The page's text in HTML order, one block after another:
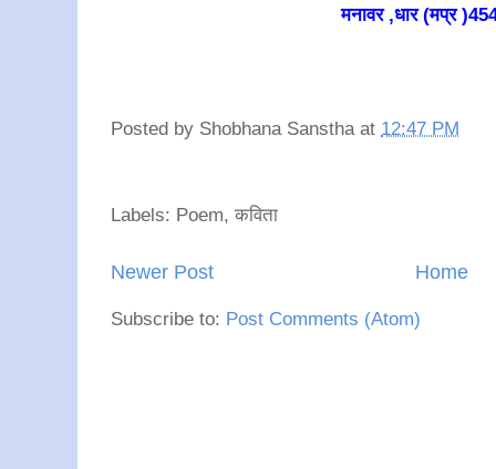
मनावर ,धार (मप्र
Posted by Shobhana Sanstha at 12:47 PM
Labels: Poem, कविता
Newer Post Home
Subscribe to: Post Comments (Atom)